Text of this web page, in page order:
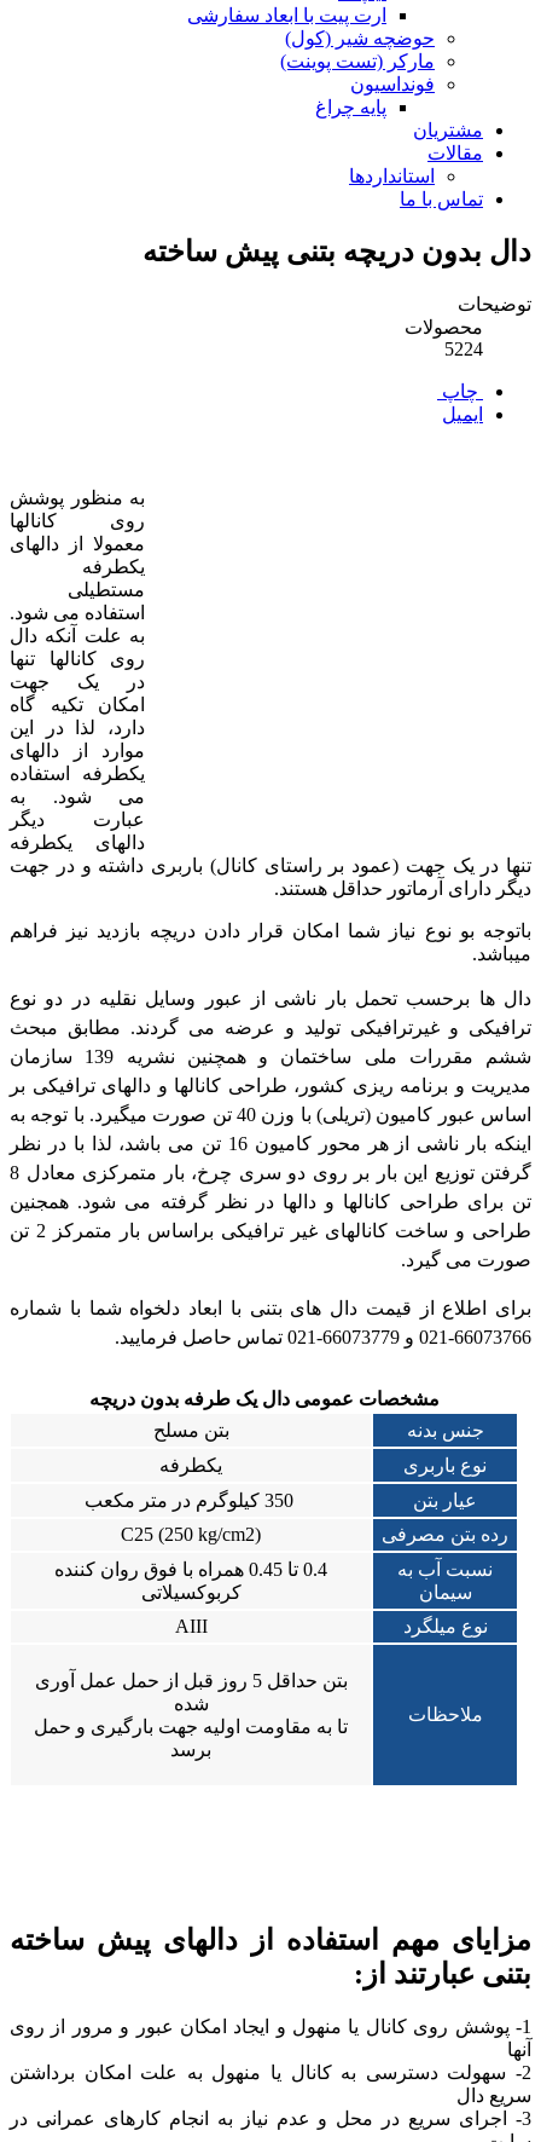
ارت پیت با ابعاد سفارشی
حوضچه شیر (کول)
مارکر (تست پوینت)
فونداسیون
پایه چراغ
مشتریان
مقالات
استانداردها
تماس با ما
دال بدون دریچه بتنی پیش ساخته
توضیحات
محصولات
5224
چاپ
ایمیل
به منظور پوشش
روی کانالها
معمولا از دالهای
یکطرفه
مستطیلی
استفاده می شود.
به علت آنکه دال
روی کانالها تنها
در یک جهت
امکان تکیه گاه
دارد، لذا در این
موارد از دالهای
یکطرفه استفاده
می شود. به
عبارت دیگر
دالهای یکطرفه
تنها در یک جهت (عمود بر راستای کانال) باربری داشته و در جهت
دیگر دارای آرماتور حداقل هستند.
باتوجه بو نوع نیاز شما امکان قرار دادن دریچه بازدید نیز فراهم
میباشد.
دال ها برحسب تحمل بار ناشی از عبور وسایل نقلیه در دو نوع
ترافیکی و غیرترافیکی تولید و عرضه می گردند. مطابق مبحث
ششم مقررات ملی ساختمان و همچنین نشریه 139 سازمان
مدیریت و برنامه ریزی کشور، طراحی کانالها و دالهای ترافیکی بر
اساس عبور کامیون (تریلی) با وزن 40 تن صورت میگیرد. با توجه به
اینکه بار ناشی از هر محور کامیون 16 تن می باشد، لذا با در نظر
گرفتن توزیع این بار بر روی دو سری چرخ، بار متمرکزی معادل 8
تن برای طراحی کانالها و دالها در نظر گرفته می شود. همجنین
طراحی و ساخت کانالهای غیر ترافیکی براساس بار متمرکز 2 تن
صورت می گیرد.
برای اطلاع از قیمت دال های بتنی با ابعاد دلخواه شما با شماره
66073766-021 و 66073779-021 تماس حاصل فرمایید.
مشخصات عمومی دال یک طرفه بدون دریچه
جنس بدنه
بتن مسلح
نوع باربری
یکطرفه
عیار بتن
350 کیلوگرم در متر مکعب
رده بتن مصرفی
(C25 (250 kg/cm2
نسبت آب به
سیمان
0.4 تا 0.45 همراه با فوق روان کننده
کربوکسیلاتی
نوع میلگرد
AIII
ملاحظات
بتن حداقل 5 روز قبل از حمل عمل آوری
شده
تا به مقاومت اولیه جهت بارگیری و حمل
برسد
مزایای مهم استفاده از دالهای پیش ساخته
بتنی عبارتند از:
1- پوشش روی کانال یا منهول و ایجاد امکان عبور و مرور از روی
آنها
2- سهولت دسترسی به کانال یا منهول به علت امکان برداشتن
سریع دال
3- اجرای سریع در محل و عدم نیاز به انجام کارهای عمرانی در